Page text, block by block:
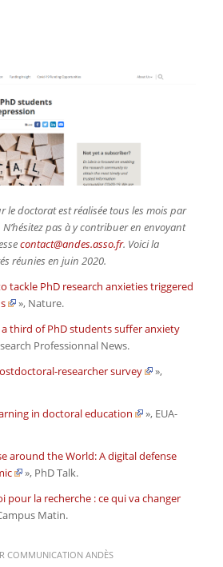
le doctorat est réalisée tous les mois par
N’hésitez pas à y contribuer en envoyant
contact@andes.asso.fr. Voici la
réunies en juin 2020.
tackle PhD research anxieties triggered
», Nature.
third of PhD students suffer anxiety
Professionnal News.
researcher survey
»,
in doctoral education », EUA-
around the World: A digital defense
», PhD Talk.
pour la recherche : ce qui va changer
Matin.
COMMUNICATION ANDÈS